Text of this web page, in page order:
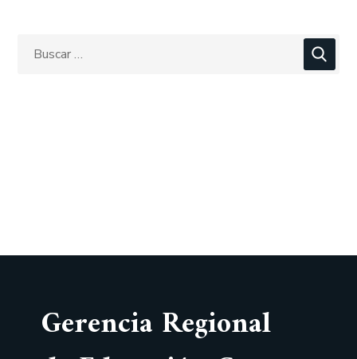
Gerencia Regional